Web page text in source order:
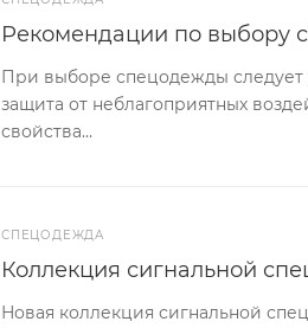
Рекомендации по выбору
При выборе спецодежды следует
защита от неблагоприятных
свойства…
СПЕЦОДЕЖДА
Коллекция сигнальной
Новая коллекция сигнальной